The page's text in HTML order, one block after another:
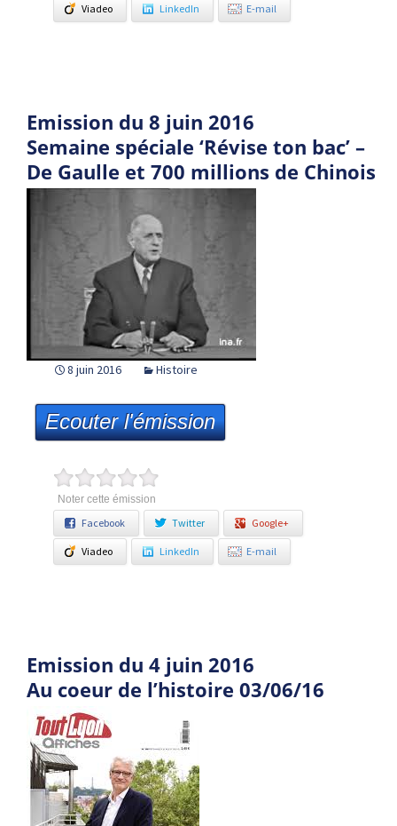
Viadeo LinkedIn E-mail
Emission du 8 juin 2016
Semaine spéciale ‘Révise ton bac’ –
De Gaulle et 700 millions de Chinois
8 juin 2016 Histoire
Ecouter l'émission
Noter cette émission
Facebook Twitter Google+
Viadeo LinkedIn E-mail
Emission du 4 juin 2016
Au coeur de l’histoire 03/06/16